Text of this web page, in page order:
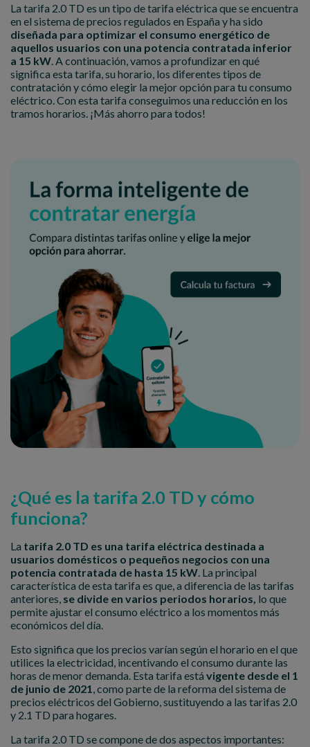
La tarifa 2.0 TD es un tipo de tarifa eléctrica que se encuentra
en el sistema de precios regulados en España y ha sido
diseñada para optimizar el consumo energético de
aquellos usuarios con una potencia contratada inferior
a 15 kW . A continuación, vamos a profundizar en qué
significa esta tarifa, su horario, los diferentes tipos de
contratación y cómo elegir la mejor opción para tu consumo
eléctrico. Con esta tarifa conseguimos una reducción en los
tramos horarios. ¡Más ahorro para todos!
¿Qué es la tarifa 2.0 TD y cómo
funciona?
La tarifa 2.0 TD es una tarifa eléctrica destinada a
usuarios domésticos o pequeños negocios con una
potencia contratada de hasta 15 kW . La principal
característica de esta tarifa es que, a diferencia de las tarifas
anteriores, se divide en varios periodos horarios, lo que
permite ajustar el consumo eléctrico a los momentos más
económicos del día.
Esto significa que los precios varían según el horario en el que
utilices la electricidad, incentivando el consumo durante las
horas de menor demanda. Esta tarifa está vigente desde el 1
de junio de 2021 , como parte de la reforma del sistema de
precios eléctricos del Gobierno, sustituyendo a las tarifas 2.0
y 2.1 TD para hogares.
La tarifa 2.0 TD se compone de dos aspectos importantes: